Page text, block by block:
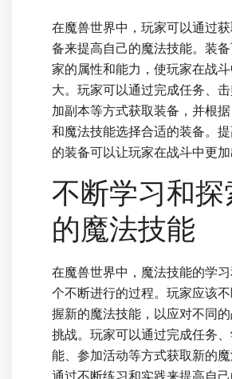
在魔兽世界中，玩家可以通过
备来提高自己的魔法技能。装
家的属性和能力，使玩家在战
大。玩家可以通过完成任务、
加副本等方式获取装备，并根
和魔法技能选择合适的装备。
的装备可以让玩家在战斗中更加
不断学习和探
的魔法技能
在魔兽世界中，魔法技能的学
个不断进行的过程。玩家应该
握新的魔法技能，以应对不同
挑战。玩家可以通过完成任务
能、参加活动等方式获取新的